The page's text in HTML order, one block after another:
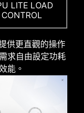
LITE LOAD
CONTROL
供更直觀的操作
求自由設定功耗
能。
reference. Please